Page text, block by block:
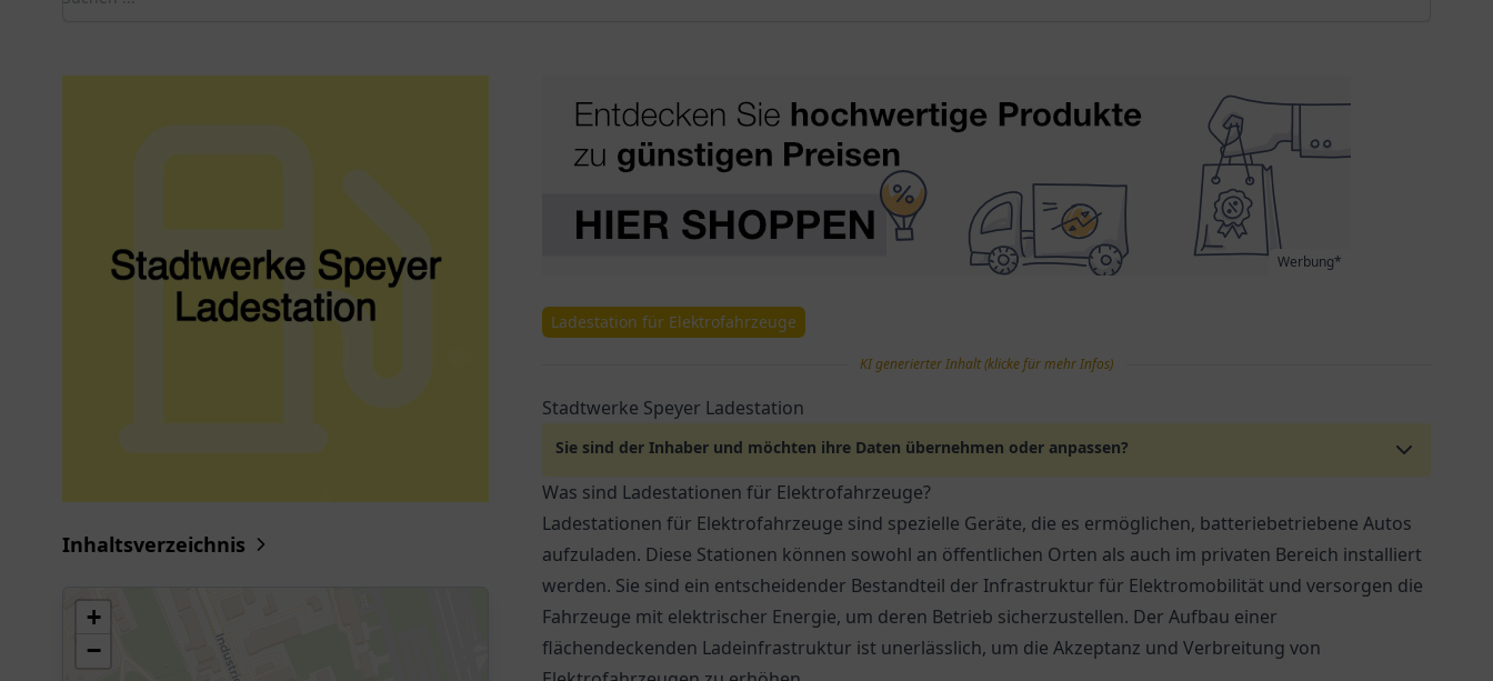
Inhaltsverzeichnis
+
−
Werbung*
Ladestation für Elektrofahrzeuge
KI generierter Inhalt (klicke für mehr Infos)
Stadtwerke Speyer Ladestation
Sie sind der Inhaber und möchten ihre Daten übernehmen oder anpassen?
Was sind Ladestationen für Elektrofahrzeuge?
Ladestationen für Elektrofahrzeuge sind spezielle Geräte, die es ermöglichen, batteriebetriebene Autos
aufzuladen. Diese Stationen können sowohl an öffentlichen Orten als auch im privaten Bereich installiert
werden. Sie sind ein entscheidender Bestandteil der Infrastruktur für Elektromobilität und versorgen die
Fahrzeuge mit elektrischer Energie, um deren Betrieb sicherzustellen. Der Aufbau einer
flächendeckenden Ladeinfrastruktur ist unerlässlich, um die Akzeptanz und Verbreitung von